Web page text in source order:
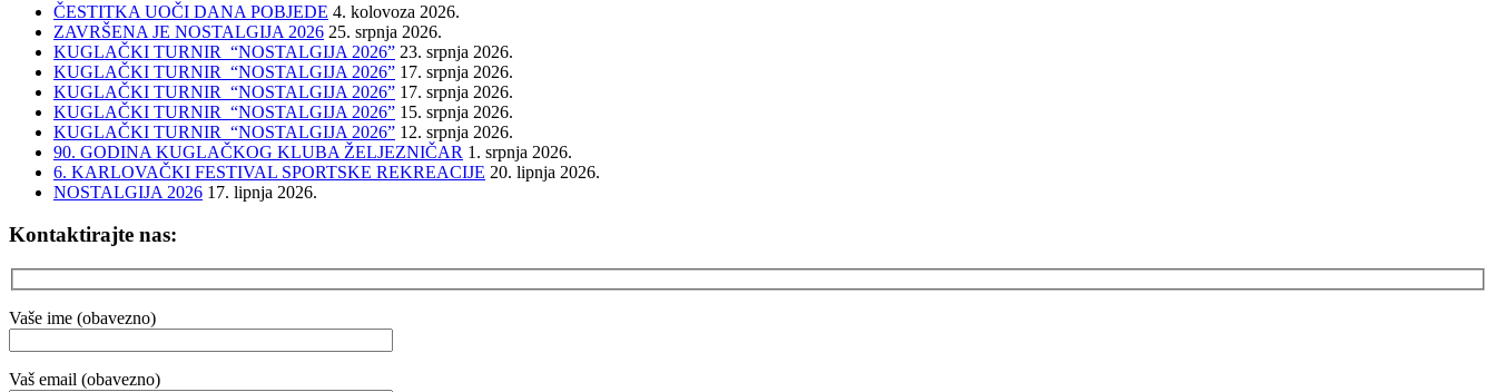
ČESTITKA UOČI DANA POBJEDE 4. kolovoza 2026.
ZAVRŠENA JE NOSTALGIJA 2026 25. srpnja 2026.
KUGLAČKI TURNIR “NOSTALGIJA 2026” 23. srpnja 2026.
KUGLAČKI TURNIR “NOSTALGIJA 2026” 17. srpnja 2026.
KUGLAČKI TURNIR “NOSTALGIJA 2026” 17. srpnja 2026.
KUGLAČKI TURNIR “NOSTALGIJA 2026” 15. srpnja 2026.
KUGLAČKI TURNIR “NOSTALGIJA 2026” 12. srpnja 2026.
90. GODINA KUGLAČKOG KLUBA ŽELJEZNIČAR 1. srpnja 2026.
6. KARLOVAČKI FESTIVAL SPORTSKE REKREACIJE 20. lipnja 2026.
NOSTALGIJA 2026 17. lipnja 2026.
Kontaktirajte nas:
Vaše ime (obavezno)
Vaš email (obavezno)